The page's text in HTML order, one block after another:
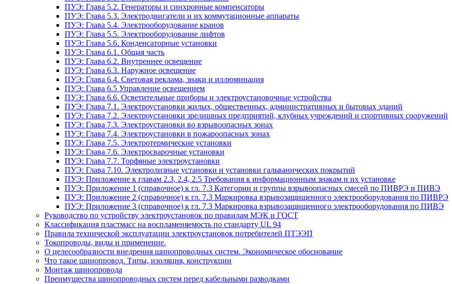
ПУЭ: Глава 5.2. Генераторы и синхронные компенсаторы
ПУЭ: Глава 5.3. Электродвигатели и их коммутационные аппараты
ПУЭ: Глава 5.4. Электрооборудование кранов
ПУЭ: Глава 5.5. Электрооборудование лифтов
ПУЭ: Глава 5.6. Конденсаторные установки
ПУЭ: Глава 6.1. Общая часть
ПУЭ: Глава 6.2. Внутреннее освещение
ПУЭ: Глава 6.3. Наружное освещение
ПУЭ: Глава 6.4. Световая реклама, знаки и иллюминация
ПУЭ: Глава 6.5 Управление освещением
ПУЭ: Глава 6.6. Осветительные приборы и электроустановочные устройства
ПУЭ: Глава 7.1. Электроустановки жилых, общественных, административных и бытовых зданий
ПУЭ: Глава 7.2. Электроустановки зрелищных предприятий, клубных учреждений и спортивных сооружений
ПУЭ: Глава 7.3. Электроустановки во взрывоопасных зонах
ПУЭ: Глава 7.4. Электроустановки в пожароопасных зонах
ПУЭ: Глава 7.5. Электротермические установки
ПУЭ: Глава 7.6. Электросварочные установки
ПУЭ: Глава 7.7. Торфяные электроустановки
ПУЭ: Глава 7.10. Электролизные установки и установки гальванических покрытий
ПУЭ: Приложение к главам 2.3, 2.4, 2.5 Требования к информационным знакам и их установке
ПУЭ: Приложение 1 (справочное) к гл. 7.3 Категории и группы взрывоопасных смесей по ПИВРЭ и ПИВЭ
ПУЭ: Приложение 2 (справочное) к гл. 7.3 Маркировка взрывозащищенного электрооборудования по ПИВРЭ
ПУЭ: Приложение 3 (справочное) к гл. 7.3 Маркировка взрывозащищенного электрооборудования по ПИВЭ
Руководство по устройству электроустановок по правилам МЭК и ГОСТ
Классификация пластмасс на воспламеняемость по стандарту UL 94
Правила технической эксплуатации электроустановок потребителей ПТЭЭП
Токопроводы, виды и применение.
О целесообразности внедрения шинопроводных систем. Экономическое обоснование
Что такое шинопровод. Типы, изоляция, конструкции
Монтаж шинопровода
Преимущества шинопроводных систем перед кабельными разводками